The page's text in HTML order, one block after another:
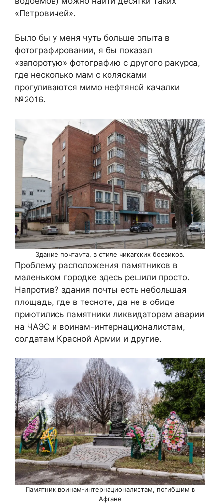
«Петровичей».
Было бы у меня чуть больше опыта в
фотографировании, я бы показал
«запоротую» фотографию с другого ракурса,
где несколько мам с колясками
прогуливаются мимо нефтяной качалки
№2016.
Здание почтамта, в стиле чикагских боевиков.
Проблему расположения памятников в
маленьком городке здесь решили просто.
Напротив? здания почты есть небольшая
площадь, где в тесноте, да не в обиде
приютились памятники ликвидаторам аварии
на ЧАЭС и воинам-интернационалистам,
солдатам Красной Армии и другие.
Памятник воинам-интернационалистам, погибшим в
Афгане